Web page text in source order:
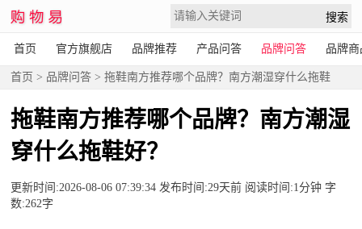
首页 官方旗舰店 品牌推荐 产品问答 品牌问答 品牌商
首页 > 品牌问答 > 拖鞋南方推荐哪个品牌？南方潮湿穿什么拖鞋
拖鞋南方推荐哪个品牌？南方潮湿
穿什么拖鞋好？
更新时间:2026-08-06 07:39:34 发布时间:29天前 阅读时间:1分钟 字
数:262字